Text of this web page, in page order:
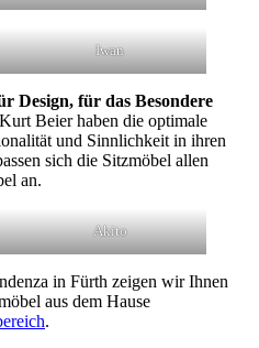
Iwan
Design, für das Besondere
Beier haben die optimale
und Sinnlichkeit in ihren
sich die Sitzmöbel allen
an.
Akito
in Fürth zeigen wir Ihnen
aus dem Hause
.